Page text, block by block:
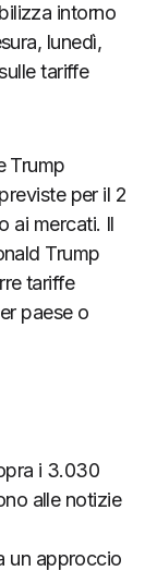
intorno
lunedì,
tariffe
Trump
per il 2
ai mercati. Il
Trump
tariffe
paese o
i 3.030
alle notizie
un approccio